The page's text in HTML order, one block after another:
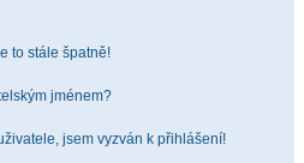
to stále špatně!
jménem?
jsem vyzván k přihlášení!